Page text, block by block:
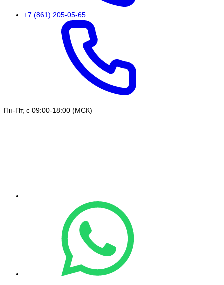
+7 (861) 205-05-65
Пн-Пт, с 09:00-18:00 (МСК)